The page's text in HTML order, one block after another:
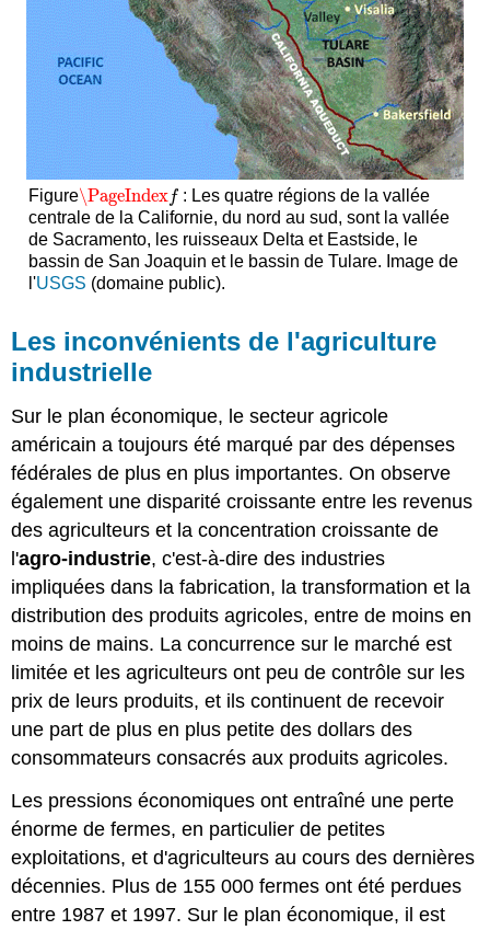
Figure\PageIndexf
\PageIndexf
: Les quatre régions de la vallée
centrale de la Californie, du nord au sud, sont la vallée
de Sacramento, les ruisseaux Delta et Eastside, le
bassin de San Joaquin et le bassin de Tulare. Image de
l'USGS (domaine public).
Les inconvénients de l'agriculture
industrielle
Sur le plan économique, le secteur agricole
américain a toujours été marqué par des dépenses
fédérales de plus en plus importantes. On observe
également une disparité croissante entre les revenus
des agriculteurs et la concentration croissante de
l'agro-industrie, c'est-à-dire des industries
impliquées dans la fabrication, la transformation et la
distribution des produits agricoles, entre de moins en
moins de mains. La concurrence sur le marché est
limitée et les agriculteurs ont peu de contrôle sur les
prix de leurs produits, et ils continuent de recevoir
une part de plus en plus petite des dollars des
consommateurs consacrés aux produits agricoles.
Les pressions économiques ont entraîné une perte
énorme de fermes, en particulier de petites
exploitations, et d'agriculteurs au cours des dernières
décennies. Plus de 155 000 fermes ont été perdues
entre 1987 et 1997. Sur le plan économique, il est